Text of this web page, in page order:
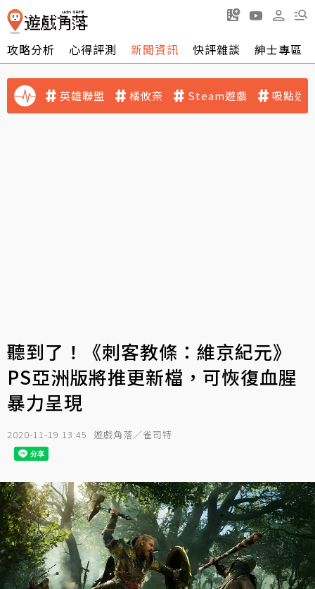
攻略分析 心得評測 新聞資訊 快評雜談 紳士專區
英雄聯盟 橘攸奈 Steam遊戲 吸點迷
聽到了！《刺客教條：維京紀元》
PS亞洲版將推更新檔，可恢復血腥
暴力呈現
2020-11-19 13:45 遊戲角落／雀司特